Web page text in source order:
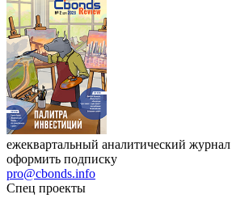
ежеквартальный аналитический журнал
оформить подписку
pro@cbonds.info
Спец проекты